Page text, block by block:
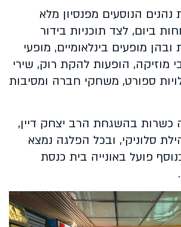
הנוסעים מפנסיון מלא
ביום, לצד תוכניות בידור
ובהן מופעים בינלאומיים, מופעי
מוזיקה, הופעות להקת רוק, שירי
ספורט, משחקי חברה ומסיבות
כשרות בהשגחת הרב יצחק דיין,
סלוניקי, ובכל הפלגה נמצא
פועל באונייה בית כנסת